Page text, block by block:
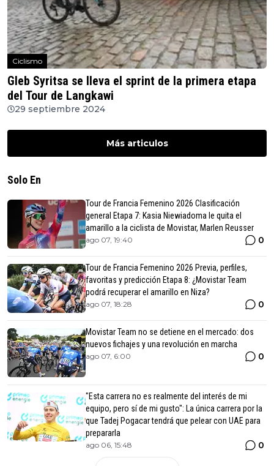
Ciclismo
Gleb Syritsa se lleva el sprint de la primera etapa
del Tour de Langkawi
29 septiembre 2024
Más articulos
Solo En
Tour de Francia Femenino 2026 Clasificación
general Etapa 7: Kasia Niewiadoma le quita el
amarillo a la ciclista de Movistar, Marlen Reusser
ago 07, 19:40 0
Tour de Francia Femenino 2026 Previa, perfiles,
favoritas y predicción Etapa 8: ¿Movistar Team
podrá recuperar el amarillo en Niza?
ago 07, 18:28 0
Movistar Team no se detiene en el mercado: dos
nuevos fichajes y una revolución en marcha
ago 07, 6:00 0
"Esta carrera no es realmente del interés de mi
equipo, pero sí de mi gusto": La única carrera por la
que Tadej Pogacar tendrá que pelear con UAE para
prepararla
ago 06, 15:48 0